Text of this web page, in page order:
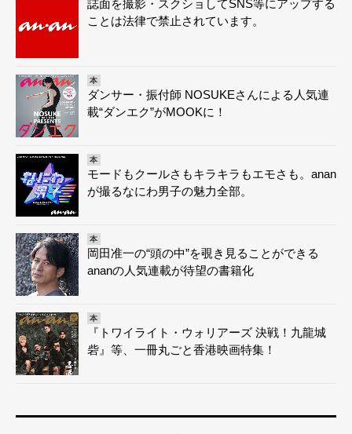
誌面を撮影・スクショしてSNS等にアップする
ことは法律で禁止されています。
本
ダンサー・振付師 NOSUKEさんによる人気連
載“ダンエク”がMOOKに！
本
モードもクールさもキラキラもエモさも。anan
が撮るなにわ男子の魅力全部。
本
岡田准一の“頭の中”を覗き見ることができる
ananの人気連載が待望の書籍化
本
『トワイライト・ウォリアーズ 決戦！九龍城
砦』等、一冊丸ごと香港映画特集！